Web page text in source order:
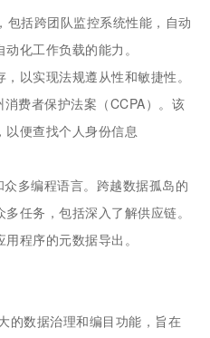
括跨团队监控系统性能，自动
化工作负载的能力。
以实现法规遵从性和敏捷性。
费者保护法案（CCPA）。该
以便查找个人身份信息
多编程语言。跨越数据孤岛的
任务，包括深入了解供应链。
程序的元数据导出。
的数据治理和编目功能，旨在